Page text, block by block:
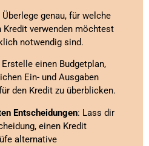
Überlege genau, für welche
Kredit verwenden möchtest
notwendig sind.
Erstelle einen Budgetplan,
Ein- und Ausgaben
den Kredit zu überblicken.
Entscheidungen: Lass dir
einen Kredit
alternative